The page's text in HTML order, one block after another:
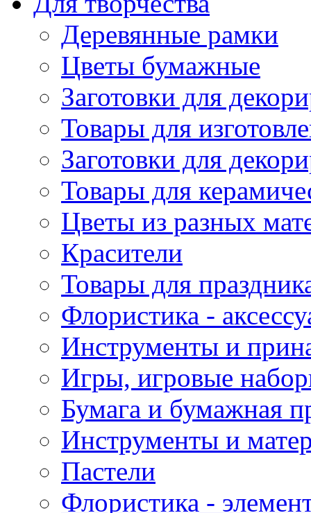
Деревянные рамки
Цветы бумажные
Заготовки для
Товары для
Заготовки для
Товары для
Цветы из разных
Красители
Товары для
Флористика -
Инструменты и
Игры, игровые
Бумага и бумажная
Инструменты и
Пастели
Флористика -